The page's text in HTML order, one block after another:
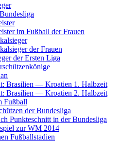
im Fußball der Frauen
der Frauen
der Ersten Liga
Brasilien — Kroatien 1. Halbzeit
Brasilien — Kroatien 2. Halbzeit
Fußball
der Bundesliga
Punkteschnitt in der Bundesliga
zur WM 2014
Fußballstadien